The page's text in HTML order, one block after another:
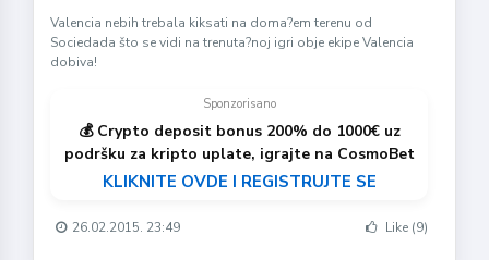
Valencia nebih trebala kiksati na doma?em terenu od
Sociedada što se vidi na trenuta?noj igri obje ekipe Valencia
dobiva!
Sponzorisano
💰 Crypto deposit bonus 200% do 1000€ uz
podršku za kripto uplate, igrajte na CosmoBet
KLIKNITE OVDE I REGISTRUJTE SE
26.02.2015. 23:49 Like (9)